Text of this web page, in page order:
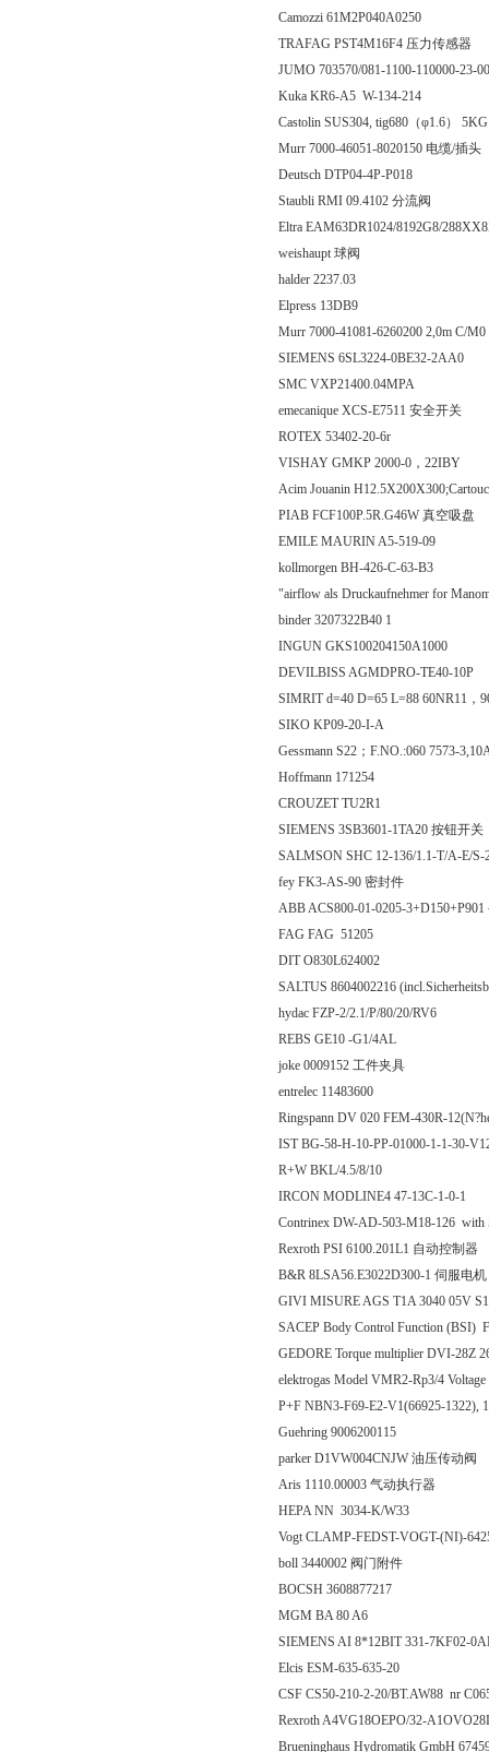
Camozzi 61M2P040A0250
TRAFAG PST4M16F4 压力传感器
JUMO 703570/081-1100-110000-23-
Kuka KR6-A5 W-134-214
Castolin SUS304, tig680（φ1.6）
Murr 7000-46051-8020150 电缆/插头
Deutsch DTP04-4P-P018
Staubli RMI 09.4102 分流阀
Eltra EAM63DR1024/8192G8/
weishaupt 球阀
halder 2237.03
Elpress 13DB9
Murr 7000-41081-6260200 2,0m C/
SIEMENS 6SL3224-0BE32-2AA0
SMC VXP21400.04MPA
emecanique XCS-E7511 安全开关
ROTEX 53402-20-6r
VISHAY GMKP 2000-0，22IBY
Acim Jouanin
PIAB FCF100P.5R.G46W 真空吸盘
EMILE MAURIN A5-519-09
kollmorgen BH-426-C-63-B3
"airflow als Druckaufnehmer for
binder 3207322B40 1
INGUN GKS100204150A1000
DEVILBISS AGMDPRO-TE40-10P
SIMRIT d=40 D=65 L=88 60NR11，
SIKO KP09-20-I-A
Gessmann S22；F.NO.:060 7573-
Hoffmann 171254
CROUZET TU2R1
SIEMENS 3SB3601-1TA20 按钮开关
SALMSON SHC 12-136/1.1-T/A-E/S-
fey FK3-AS-90 密封件
ABB ACS800-01-0205-
FAG FAG 51205
DIT O830L624002
SALTUS 8604002216
hydac FZP-2/2.1/P/80/20/RV6
REBS GE10 -G1/4AL
joke 0009152 工件夹具
entrelec 11483600
Ringspann DV 020 FEM-430R-
IST BG-58-H-10-PP-01000-1-1-30-
R+W BKL/4.5/8/10
IRCON MODLINE4 47-13C-1-0-1
Contrinex DW-AD-503-M18-126 with
Rexroth PSI 6100.201L1 自动控制器
B&R 8LSA56.E3022D300-1 伺服电机
GIVI MISURE AGS T1A 3040 05V
SACEP Body Control Function (BSI)
GEDORE Torque multiplier DVI-28Z
elektrogas Model VMR2-Rp3/4
P+F NBN3-F69-E2-V1(66925-1322),
Guehring 9006200115
parker D1VW004CNJW 油压传动阀
Aris 1110.00003 气动执行器
HEPA NN 3034-K/W33
Vogt CLAMP-FEDST-VOGT-(NI)-
boll 3440002 阀门附件
BOCSH 3608877217
MGM BA 80 A6
SIEMENS AI 8*12BIT 331-7KF02-
Elcis ESM-635-635-20
CSF CS50-210-2-20/BT.AW88 nr
Rexroth A4VG18OEPO/32-
Brueninghaus Hydromatik GmbH